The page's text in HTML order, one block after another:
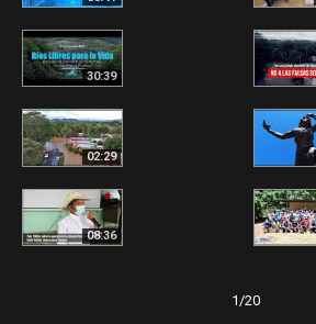
30:39
02:29
08:36
1/20